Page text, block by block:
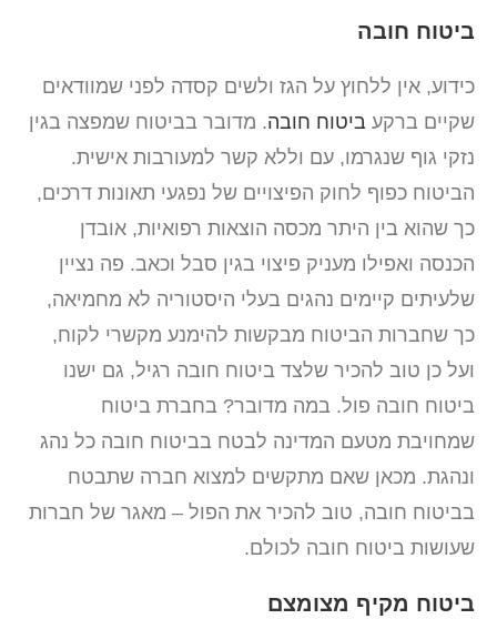
ביטוח חובה
כידוע, אין ללחוץ על הגז ולשים קסדה לפני שמוודאים
שקיים ברקע ביטוח חובה. מדובר בביטוח שמפצה בגין
נזקי גוף שנגרמו, עם וללא קשר למעורבות אישית.
הביטוח כפוף לחוק הפיצויים של נפגעי תאונות דרכים,
כך שהוא בין היתר מכסה הוצאות רפואיות, אובדן
הכנסה ואפילו מעניק פיצוי בגין סבל וכאב. פה נציין
שלעיתים קיימים נהגים בעלי היסטוריה לא מחמיאה,
כך שחברות הביטוח מבקשות להימנע מקשרי לקוח,
ועל כן טוב להכיר שלצד ביטוח חובה רגיל, גם ישנו
ביטוח חובה פול. במה מדובר? בחברת ביטוח
שמחויבת מטעם המדינה לבטח בביטוח חובה כל נהג
ונהגת. מכאן שאם מתקשים למצוא חברה שתבטח
בביטוח חובה, טוב להכיר את הפול – מאגר של חברות
שעושות ביטוח חובה לכולם.
ביטוח מקיף מצומצם